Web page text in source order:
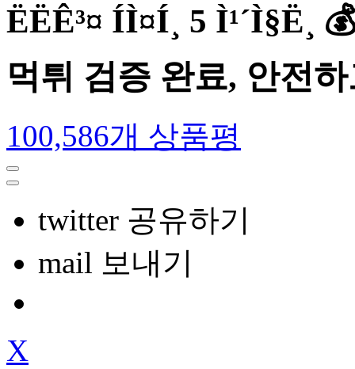
ËËÊ³¤ ÍÌ¤Í¸ 5
먹튀 검증 완료, 안전
100,586개 상품평
twitter 공유하기
mail 보내기
X